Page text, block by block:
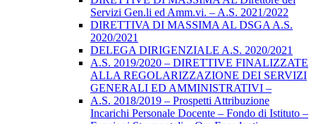
Servizi Gen.li ed Amm.vi. – A.S. 2021/2022
DIRETTIVA DI MASSIMA AL DSGA A.S.
2020/2021
DELEGA DIRIGENZIALE A.S. 2020/2021
A.S. 2019/2020 – DIRETTIVE FINALIZZATE
ALLA REGOLARIZZAZIONE DEI SERVIZI
GENERALI ED AMMINISTRATIVI –
A.S. 2018/2019 – Prospetti Attribuzione
Incarichi Personale Docente – Fondo di Istituto –